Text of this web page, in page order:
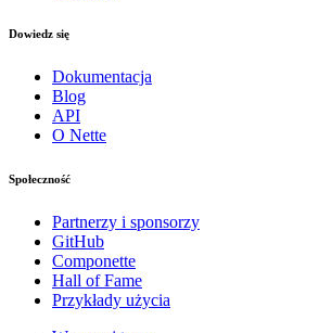
Dowiedz się
Dokumentacja
Blog
API
O Nette
Społeczność
Partnerzy i sponsorzy
GitHub
Componette
Hall of Fame
Przykłady użycia